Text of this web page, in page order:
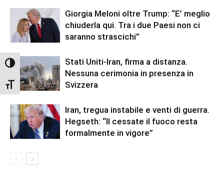
Attiva/disattiva alto contrasto
Attiva/disattiva dimensione testo
Giorgia Meloni oltre Trump: “E’ meglio
chiuderla qui. Tra i due Paesi non ci
saranno strascichi”
Stati Uniti-Iran, firma a distanza.
Nessuna cerimonia in presenza in
Svizzera
Iran, tregua instabile e venti di guerra.
Hegseth: “Il cessate il fuoco resta
formalmente in vigore”